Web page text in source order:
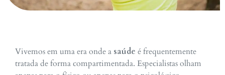
Vivemos em uma era onde a saúde é frequentemente
tratada de forma compartimentada. Especialistas olham